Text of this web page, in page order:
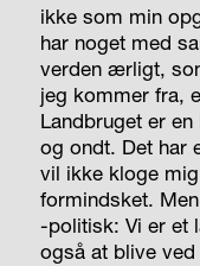
ikke som min
har noget med
verden ærligt,
jeg kommer fra,
Landbruget er
og ondt. Det har
vil ikke kloge
formindsket.
-politisk: Vi eret
også at blive